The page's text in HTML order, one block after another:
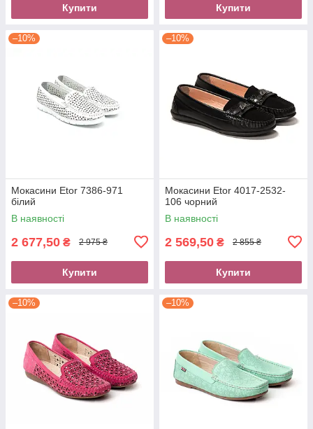
Купити Купити
–10%
Мокасини Etor 7386-971
білий
В наявності
2 677,50 ₴ 2 975 ₴
Купити
–10%
Мокасини Etor 4017-2532-
106 чорний
В наявності
2 569,50 ₴ 2 855 ₴
Купити
–10% –10%